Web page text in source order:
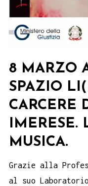
8 MARZO
SPAZIO
CARCERE
IMERESE.
MUSICA.
Grazie alla
al suo